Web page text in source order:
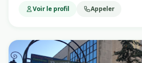
Voir le profil Appeler